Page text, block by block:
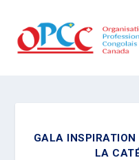
GALA
LA